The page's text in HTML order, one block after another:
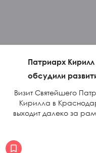
Патриарх
обсудили
Визит Святейшего
Кирилла в
выходит далеко за